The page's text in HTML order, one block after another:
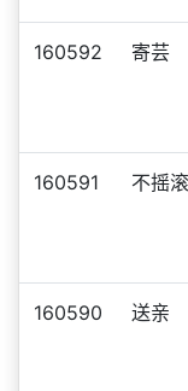
160592 寄芸
160591 不摇滚
160590 送亲